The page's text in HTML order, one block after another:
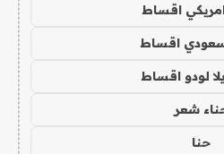
امريكي اقساط
سعودي اقساط
لودو اقساط
شعر
حنا